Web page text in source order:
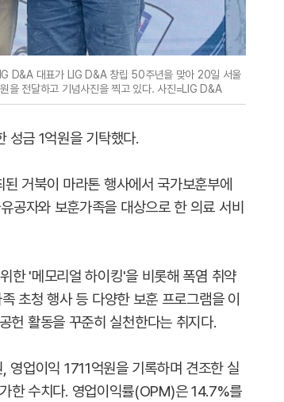
D&A 대표가 LIG D&A 창립 50주년을 맞아 20일 서울
을 전달하고 기념사진을 찍고 있다. 사진=LIG D&A
금 1억원을 기탁했다.
거북이 마라톤 행사에서 국가보훈부에
공자와 보훈가족을 대상으로 한 의료 서비
한 '메모리얼 하이킹'을 비롯해 폭염 취약
초청 행사 등 다양한 보훈 프로그램을 이
헌 활동을 꾸준히 실천한다는 취지다.
업이익 1711억원을 기록하며 견조한 실
한 수치다. 영업이익률(OPM)은 14.7%를